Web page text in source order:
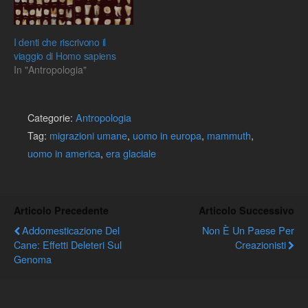
I denti che riscrivono il
viaggio di Homo sapiens
In "Antropologia"
Categorie: Antropologia
Tag: migrazioni umane, uomo in europa, mammuth,
uomo in america, era glaciale
Articolo Precedente
Addomesticazione Del
Cane: Effetti Deleteri Sul
Genoma
Articolo Successivo
Non È Un Paese Per
Creazionisti